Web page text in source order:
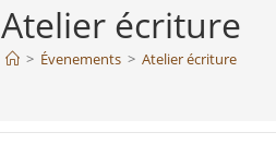
Atelier écriture
> Évenements > Atelier écriture